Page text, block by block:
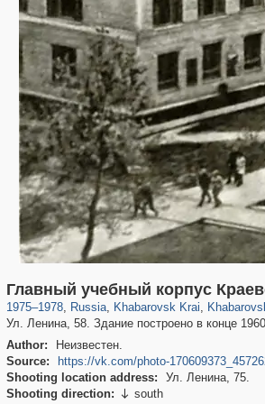
Главный учебный корпус
1975–1978, Russia
1,405,989 29,243
, Khabarovsk Krai
8,452 68
,
6,655 58
Ул. Ленина, 58. Здание построено в конце
Author:
Неизвестен.
Source:
https://vk.com/photo-
Shooting location address:
Ул. Ленина, 75.
Shooting direction:  south